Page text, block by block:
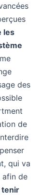
les
des
de
qui va
afin de
tenir